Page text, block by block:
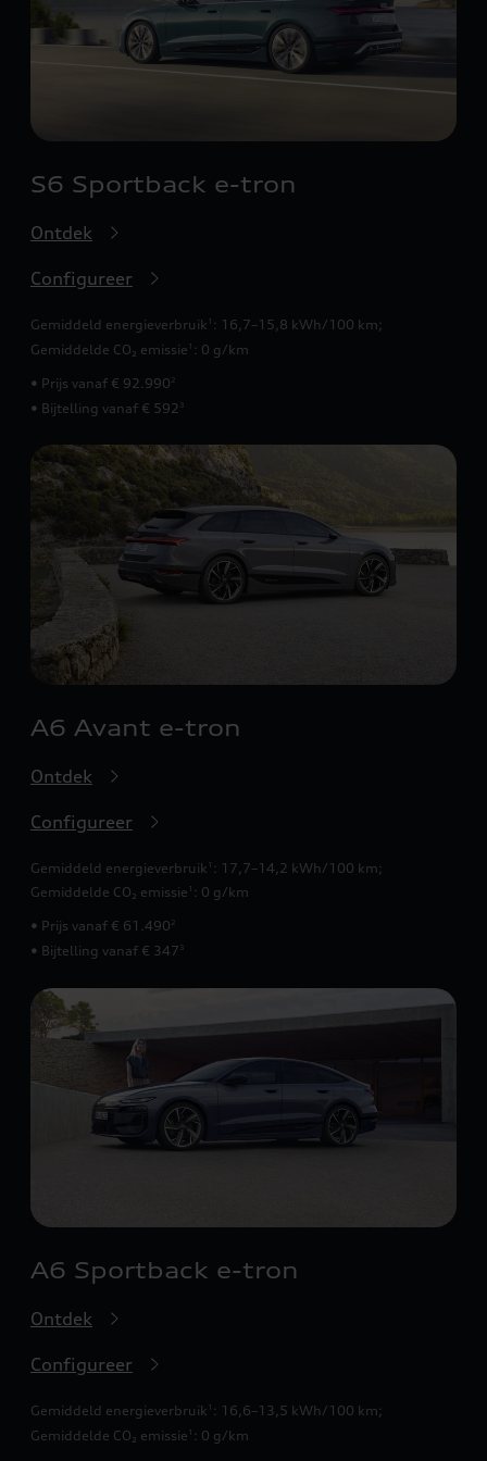
S6 Sportback e-tron
Ontdek
Configureer
Gemiddeld energieverbruik 1 : 16,7–15,8 kWh/100 km;
Gemiddelde CO₂ emissie 1 : 0 g/km
• Prijs vanaf € 92.990 2
• Bijtelling vanaf € 592 3
A6 Avant e-tron
Ontdek
Configureer
Gemiddeld energieverbruik 1 : 17,7–14,2 kWh/100 km;
Gemiddelde CO₂ emissie 1 : 0 g/km
• Prijs vanaf € 61.490 2
• Bijtelling vanaf € 347 3
A6 Sportback e-tron
Ontdek
Configureer
Gemiddeld energieverbruik 1 : 16,6–13,5 kWh/100 km;
Gemiddelde CO₂ emissie 1 : 0 g/km